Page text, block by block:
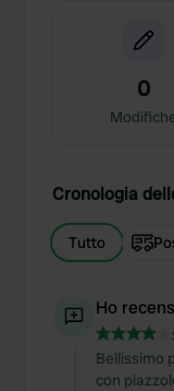
0
Cronologia
Tutto
Ho
Bellissimo
con